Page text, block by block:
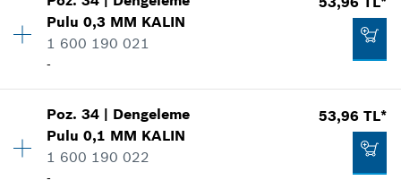
85,72 TL*
Fiyatlara KDV dahildir.
Miktar 1
Fiyat grubu:11
Yedek parça bilgisi
Şekli göster
Pulu 0,3 MM KALIN
1 600 190 021
-
Miktar 1
Fiyat grubu:11
Yedek parça bilgisi
Poz.34 | Dengeleme
Pulu 0,1 MM KALIN
1 600 190 022
-
53,96 TL*